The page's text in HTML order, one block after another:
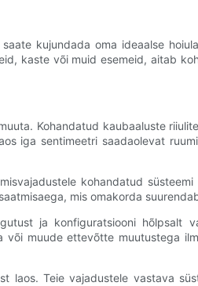
kujundada oma ideaalse
kaste või muid esemeid, aitab
Kohandatud kaubaaluste
iga sentimeetri saadaolevat
kohandatud
mis omakorda
ja konfiguratsiooni hõlpsalt
või muude ettevõtte muutustega
laos. Teie vajadustele vastava